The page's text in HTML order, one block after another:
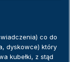
co do
dyskowce) który
kubełki, z stąd